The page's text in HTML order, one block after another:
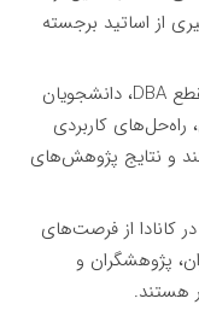
از اساتید برجسته
: در مقطع DBA، دانشجویان
راه‌حل‌های کاربردی
و نتایج پژوهش‌های
: دانشجویان DBA در کانادا از فرصت‌های
پژوهشگران و
هستند.